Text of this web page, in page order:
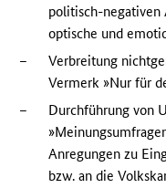
politisch-negativen
optische und
–
Verbreitung
Vermerk »Nur für
–
Durchführung von
Anregungen zu
bzw. an die